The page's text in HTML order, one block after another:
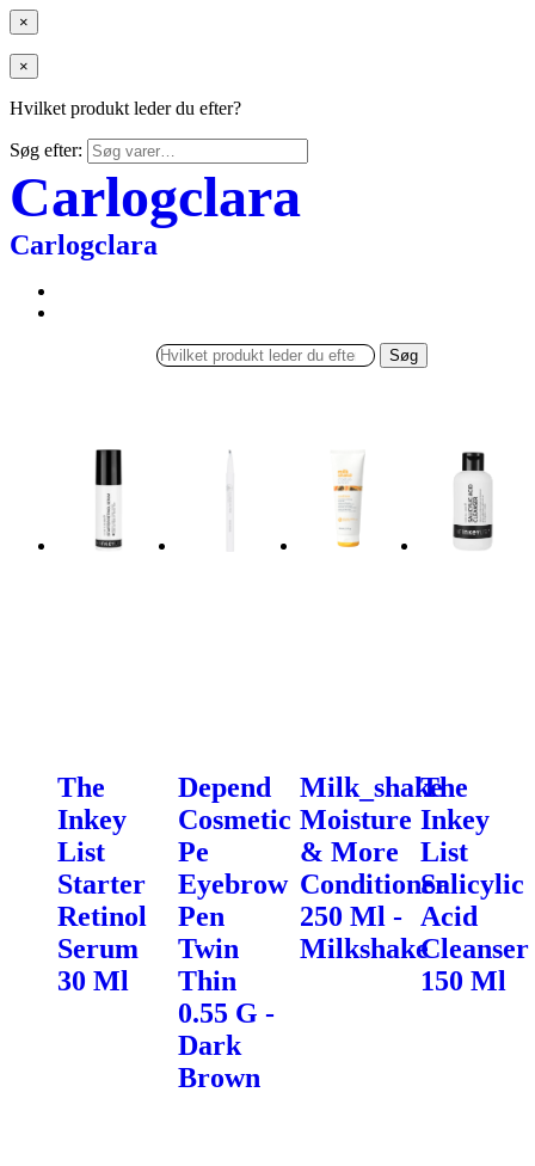
×
×
Hvilket produkt leder du efter?
Søg efter:
Carlogclara
Carlogclara
Søg
The
Inkey
List
Starter
Retinol
Serum
30 Ml
Depend
Cosmetic
Pe
Eyebrow
Pen
Twin
Thin
0.55 G -
Dark
Brown
Milk_shake
Moisture
& More
Conditioner
250 Ml -
Milkshake
The
Inkey
List
Salicylic
Acid
Cleanser
150 Ml